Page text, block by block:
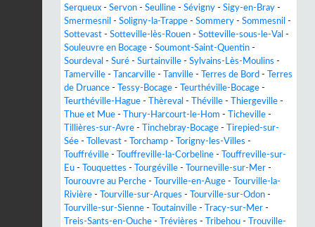
Serqueux - Servon - Seulline - Sévigny - Sigy-en-Bray -
Smermesnil - Soligny-la-Trappe - Sommery - Sommesnil -
Sottevast - Sotteville-lès-Rouen - Sotteville-sous-le-Val -
Souleuvre en Bocage - Soumont-Saint-Quentin -
Sourdeval - Suré - Surtainville - Sylvains-Lès-Moulins -
Tamerville - Tancarville - Tanville - Terres de Bord -
Terres
de Druance - Tessy-Bocage - Teurthéville-Bocage -
Teurthéville-Hague - Thèreval - Théville - Thiergeville -
Thue et Mue - Thury-Harcourt-le-Hom - Ticheville -
Tillières-sur-Avre - Tinchebray-Bocage -
Tirepied-sur-
Sée - Tollevast - Torchamp - Torigny-les-Villes -
Touffréville - Touffreville-la-Corbeline -
Touffreville-sur-
Eu - Touquettes - Tourgéville - Tourneville-sur-Mer -
Tourouvre au Perche - Tourville-en-Auge -
Tourville-la-
Rivière - Tourville-sur-Arques - Tourville-sur-Odon -
Tourville-sur-Sienne - Toutainville - Tracy-sur-Mer -
Treis-Sants-en-Ouche - Trévières - Tribehou -
Trouville-